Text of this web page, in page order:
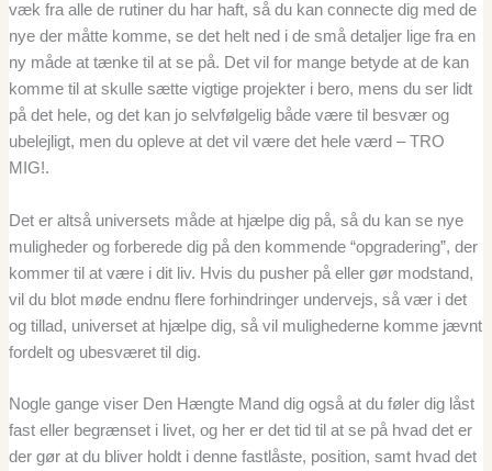
væk fra alle de rutiner du har haft, så du kan connecte dig med de
nye der måtte komme, se det helt ned i de små detaljer lige fra en
ny måde at tænke til at se på. Det vil for mange betyde at de kan
komme til at skulle sætte vigtige projekter i bero, mens du ser lidt
på det hele, og det kan jo selvfølgelig både være til besvær og
ubelejligt, men du opleve at det vil være det hele værd – TRO
MIG!.
Det er altså universets måde at hjælpe dig på, så du kan se nye
muligheder og forberede dig på den kommende “opgradering”, der
kommer til at være i dit liv. Hvis du pusher på eller gør modstand,
vil du blot møde endnu flere forhindringer undervejs, så vær i det
og tillad, universet at hjælpe dig, så vil mulighederne komme jævnt
fordelt og ubesværet til dig.
Nogle gange viser Den Hængte Mand dig også at du føler dig låst
fast eller begrænset i livet, og her er det tid til at se på hvad det er
der gør at du bliver holdt i denne fastlåste, position, samt hvad det